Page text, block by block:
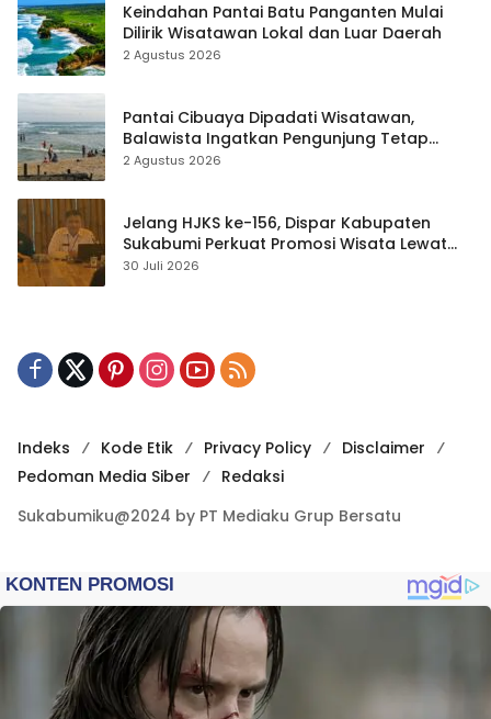
Keindahan Pantai Batu Panganten Mulai
Dilirik Wisatawan Lokal dan Luar Daerah
2 Agustus 2026
Pantai Cibuaya Dipadati Wisatawan,
Balawista Ingatkan Pengunjung Tetap
Waspada
2 Agustus 2026
Jelang HJKS ke-156, Dispar Kabupaten
Sukabumi Perkuat Promosi Wisata Lewat
Publikasi Digital
30 Juli 2026
Indeks Kode Etik Privacy Policy
Disclaimer
Pedoman Media Siber
Redaksi
Sukabumiku@2024 by PT Mediaku Grup Bersatu